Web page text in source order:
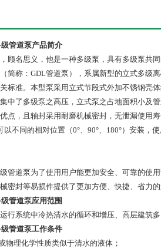
管道泵产品简介
顾名思义，他是一种多级泵，具有多级泵共
简称：GDL管道泵），系属新型的立式多级
标准。本型泵采用立式节段式外加不锈钢壳
中了多级泵之高压，立式泵之占地面积小及
点，且轴封采用耐磨机械密封，无泄漏使用
不同的相对位置（0°、90°、180°）安装，使
管道泵为了使用用户能更加安全、可靠的使
密封等易损件提供了更加方便、快捷、省力
管道泵应用范围
行系统中冷热清水的循环和增压、高层建筑
管道泵工作条件
物理化学性质类似于清水的液体；